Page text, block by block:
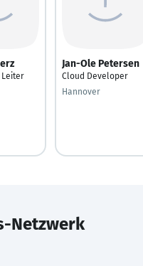
Leiter
Jan-Ole Petersen
Cloud Developer
Hannover
Netzwerk